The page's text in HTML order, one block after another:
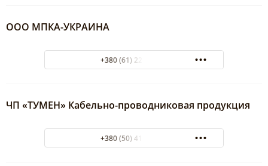
ООО МПКА-УКРАИНА
+380 (61) 220-04-04
ЧП «ТУМЕН» Кабельно-проводниковая продукция
+380 (50) 418-65-18